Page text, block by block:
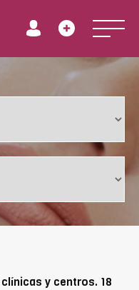
y centros. 18